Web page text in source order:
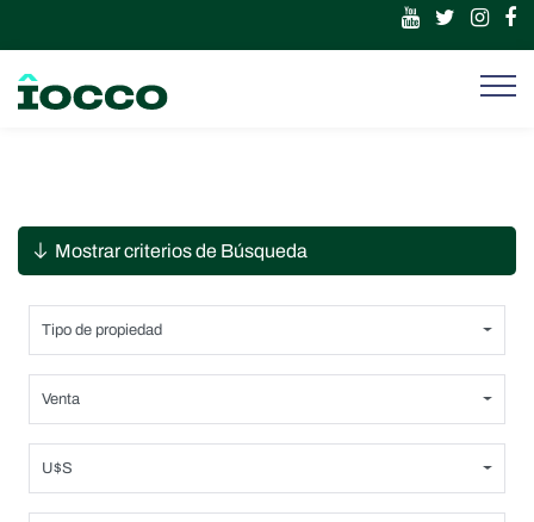
Mostrar criterios de Búsqueda
Tipo de propiedad
Venta
U$S